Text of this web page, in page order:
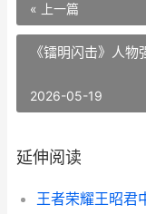
« 上一篇
《镭明闪击》人
2026-05-19
延伸阅读